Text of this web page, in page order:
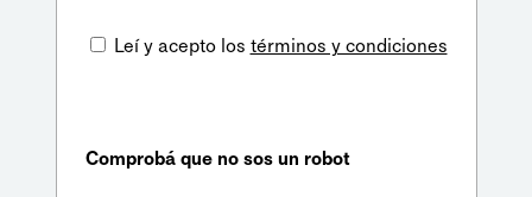
Leí y acepto los términos y condiciones
Comprobá que no sos un robot